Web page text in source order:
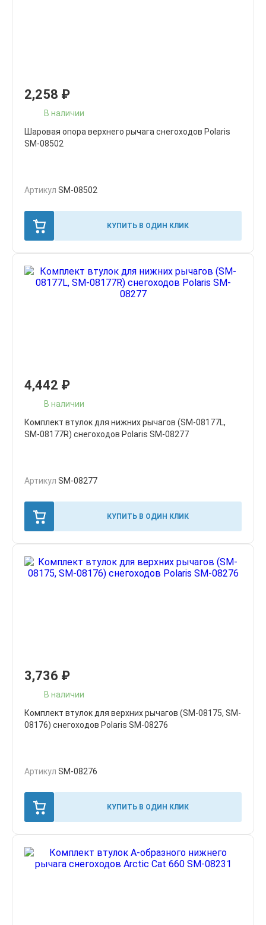
2,258 ₽
В наличии
Шаровая опора верхнего рычага снегоходов Polaris
SM-08502
Артикул SM-08502
КУПИТЬ В ОДИН КЛИК
4,442 ₽
В наличии
Комплект втулок для нижних рычагов (SM-08177L,
SM-08177R) снегоходов Polaris SM-08277
Артикул SM-08277
КУПИТЬ В ОДИН КЛИК
3,736 ₽
В наличии
Комплект втулок для верхних рычагов (SM-08175, SM-
08176) снегоходов Polaris SM-08276
Артикул SM-08276
КУПИТЬ В ОДИН КЛИК